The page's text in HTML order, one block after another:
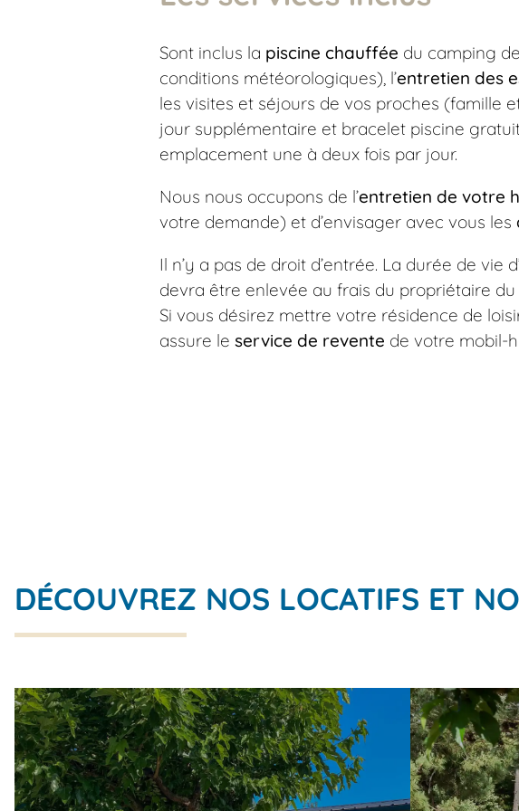
Sont inclus la piscine chauffée du camping
conditions météorologiques), l’entretien des
les visites et séjours de vos proches (famille
jour supplémentaire et bracelet piscine
emplacement une à deux fois par jour.
Nous nous occupons de l’entretien de votre
votre demande) et d’envisager avec vous les
Il n’y a pas de droit d’entrée. La durée de
devra être enlevée au frais du propriétaire du
Si vous désirez mettre votre résidence de
assure le service de revente de votre mobil-
DÉCOUVREZ NOS LOCATIFS ET